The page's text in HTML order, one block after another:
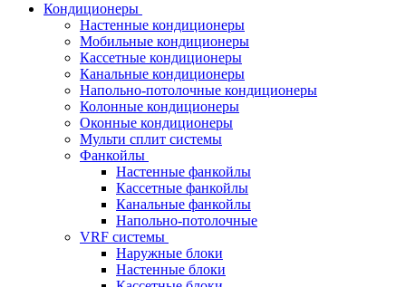
Кондиционеры
Настенные кондиционеры
Мобильные кондиционеры
Кассетные кондиционеры
Канальные кондиционеры
Напольно-потолочные кондиционеры
Колонные кондиционеры
Оконные кондиционеры
Мульти сплит системы
Фанкойлы
Настенные фанкойлы
Кассетные фанкойлы
Канальные фанкойлы
Напольно-потолочные
VRF системы
Наружные блоки
Настенные блоки